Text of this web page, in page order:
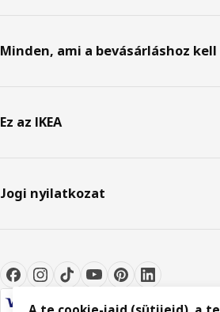
Minden, ami a bevásárláshoz kell
Ez az IKEA
Jogi nyilatkozat